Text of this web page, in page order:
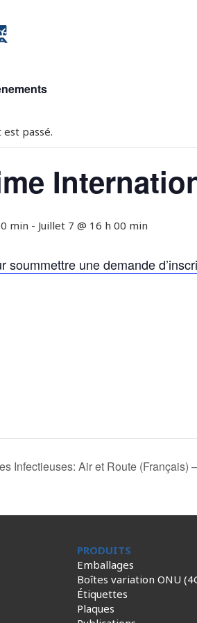
passé.
min - Juillet 7 @ 16 h 00 min
soummettre une demande
Infectieuses: Air et Route (Français)
PRODUITS
Emballages
Boîtes variation ONU
Étiquettes
Plaques